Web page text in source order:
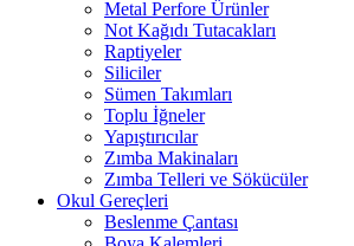
Metal Perfore Ürünler
Not Kağıdı Tutacakları
Raptiyeler
Siliciler
Sümen Takımları
Toplu İğneler
Yapıştırıcılar
Zımba Makinaları
Zımba Telleri ve Sökücüler
Okul Gereçleri
Beslenme Çantası